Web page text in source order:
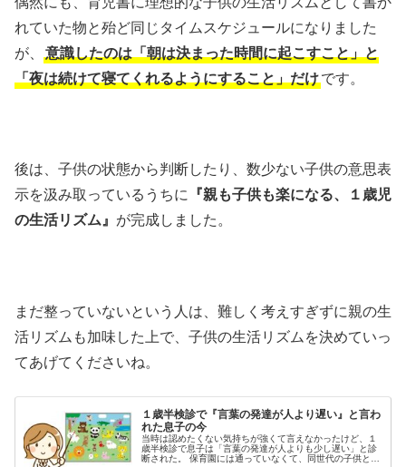
れていた物と殆ど同じタイムスケジュールになりました
が、
意識したのは「朝は決まった時間に起こすこと」と
「夜は続けて寝てくれるようにすること」だけです。
後は、子供の状態から判断したり、数少ない子供の意思表
示を汲み取っているうちに
『親も子供も楽になる、１歳児
の生活リズム』 が完成しました。
まだ整っていないという人は、難しく考えすぎずに親の生
活リズムも加味した上で、子供の生活リズムを決めていっ
てあげてくださいね。
１歳半検診で『言葉の発達が人より遅い』と言わ
れた息子の今
当時は認めたくない気持ちが強くて言えなかったけど、１
歳半検診で息子は「言葉の発達が人よりも少し遅い」と診
断された。 保育園には通っていなくて、同世代の子供と接